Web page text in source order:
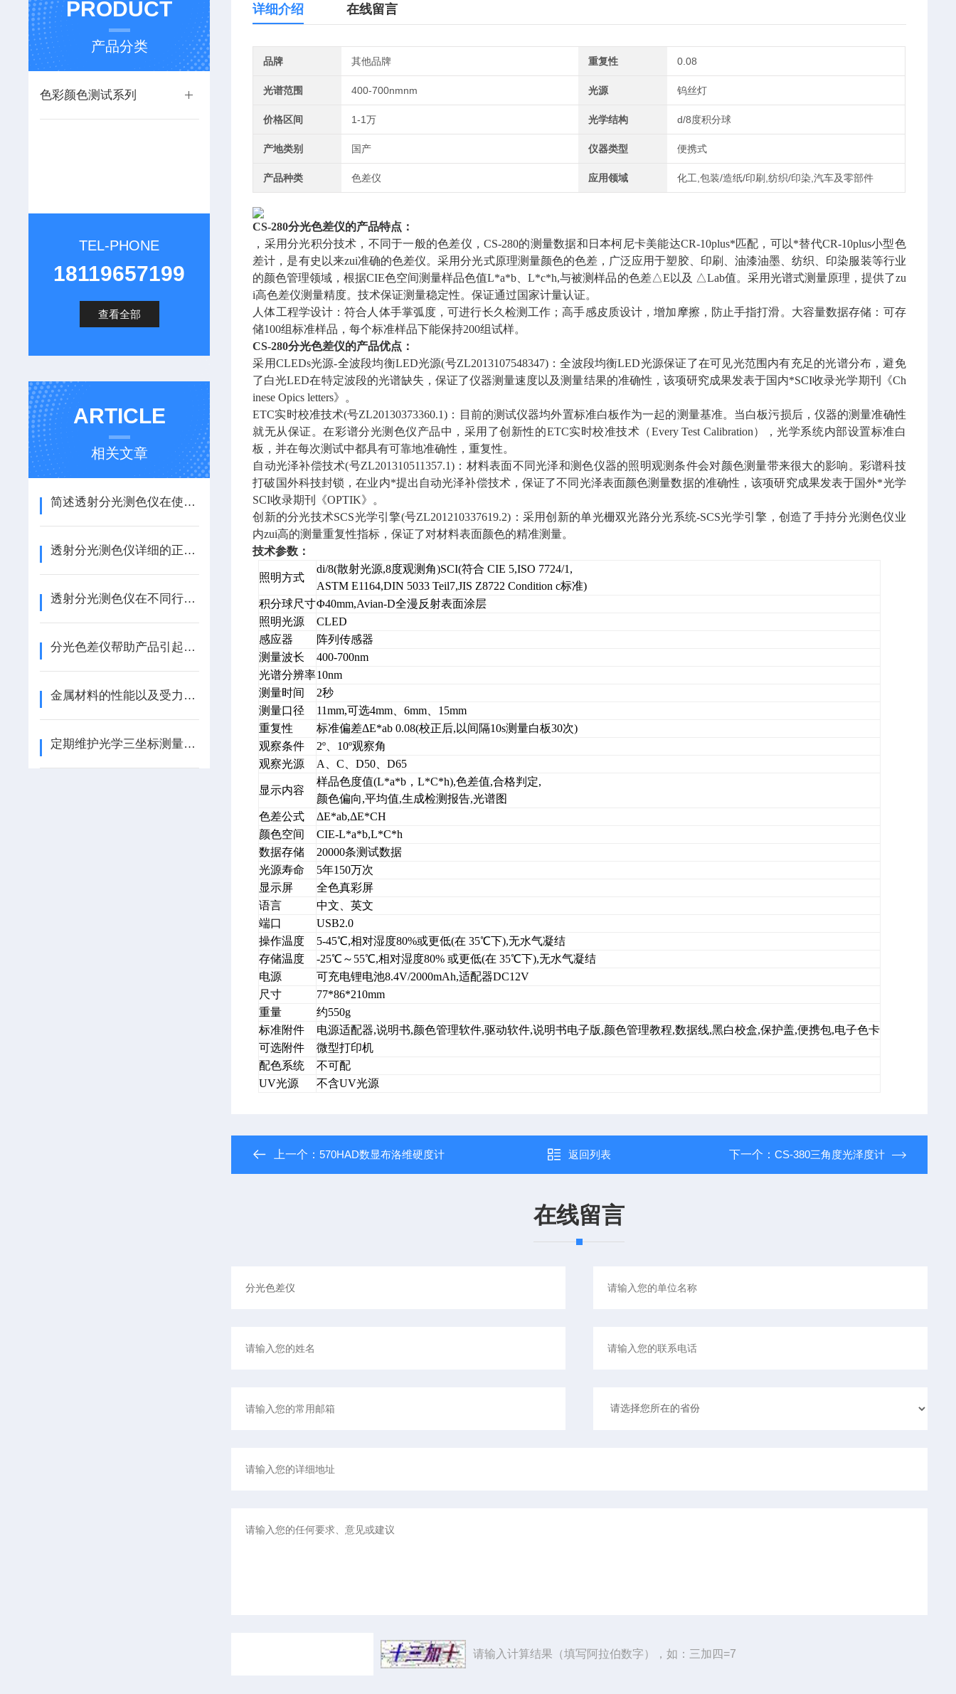
PRODUCT
产品分类
色彩颜色测试系列
TEL-PHONE
18119657199
查看全部
ARTICLE
相关文章
简述透射分光测色仪在使用过程中的常见问题相应解决方法
透射分光测色仪详细的正确操作步骤分享
透射分光测色仪在不同行业中的具体应用分享
分光色差仪帮助产品引起消费者的注意
金属材料的性能以及受力后的表现(ZT)
定期维护光学三坐标测量仪为生产和制造提供可靠的数据支持
详细介绍 在线留言
品牌 其他品牌 重复性 0.08
光谱范围 400-700nmnm 光源 钨丝灯
价格区间 1-1万 光学结构 d/8度积分球
产地类别 国产 仪器类型 便携式
产品种类 色差仪 应用领域 化工,包装/造纸/印刷,纺织/印染,汽车及零部件
CS-280分光色差仪的产品特点：
，采用分光积分技术，不同于一般的色差仪，CS-280的测量数据和日本柯尼卡美能达CR-10plus*匹配，可以*替代CR-10plus小型色
差计，是有史以来zui准确的色差仪。采用分光式原理测量颜色的色差，广泛应用于塑胶、印刷、油漆油墨、纺织、印染服装等行业
的颜色管理领域，根据CIE色空间测量样品色值L*a*b、L*c*h,与被测样品的色差△E以及 △Lab值。 采用光谱式测量原理，提供了zu
i高色差仪测量精度。技术保证测量稳定性。保证通过国家计量认证。
人体工程学设计：符合人体手掌弧度，可进行长久检测工作；高手感皮质设计，增加摩擦，防止手指打滑。 大容量数据存储：可存
储100组标准样品，每个标准样品下能保持200组试样。
CS-280分光色差仪的产品优点：
采用CLEDs光源-全波段均衡LED光源(号ZL2013107548347)：全波段均衡LED光源保证了在可见光范围内有充足的光谱分布，避免
了白光LED在特定波段的光谱缺失，保证了仪器测量速度以及测量结果的准确性，该项研究成果发表于国内*SCI收录光学期刊《Ch
inese Opics letters》。
ETC实时校准技术(号ZL20130373360.1)：目前的测试仪器均外置标准白板作为一起的测量基准。当白板污损后，仪器的测量准确性
就无从保证。在彩谱分光测色仪产品中，采用了创新性的ETC实时校准技术（Every Test Calibration），光学系统内部设置标准白
板，并在每次测试中都具有可靠地准确性，重复性。
自动光泽补偿技术(号ZL201310511357.1)：材料表面不同光泽和测色仪器的照明观测条件会对颜色测量带来很大的影响。彩谱科技
打破国外科技封锁，在业内*提出自动光泽补偿技术，保证了不同光泽表面颜色测量数据的准确性，该项研究成果发表于国外*光学
SCI收录期刊《OPTIK》。
创新的分光技术SCS光学引擎(号ZL201210337619.2)：采用创新的单光栅双光路分光系统-SCS光学引擎，创造了手持分光测色仪业
内zui高的测量重复性指标，保证了对材料表面颜色的精准测量。
技术参数：
照明方式
di/8(散射光源,8度观测角)SCI(符合 CIE 5,ISO 7724/1,
ASTM E1164,DIN 5033 Teil7,JIS Z8722 Condition c标准)
积分球尺寸Φ40mm,Avian-D全漫反射表面涂层
照明光源
CLED
感应器
阵列传感器
测量波长
400-700nm
光谱分辨率10nm
测量时间
2秒
测量口径
11mm,可选4mm、6mm、15mm
重复性
标准偏差ΔE*ab 0.08(校正后,以间隔10s测量白板30次)
观察条件
2º、10º观察角
观察光源
A、C、D50、D65
显示内容
样品色度值(L*a*b，L*C*h),色差值,合格判定,
颜色偏向,平均值,生成检测报告,光谱图
色差公式
ΔE*ab,ΔE*CH
颜色空间
CIE-L*a*b,L*C*h
数据存储
20000条测试数据
光源寿命
5年150万次
显示屏
全色真彩屏
语言
中文、英文
端口
USB2.0
操作温度
5-45℃,相对湿度80%或更低(在 35℃下),无水气凝结
存储温度
-25℃～55℃,相对湿度80% 或更低(在 35℃下),无水气凝结
电源
可充电锂电池8.4V/2000mAh,适配器DC12V
尺寸
77*86*210mm
重量
约550g
标准附件
电源适配器,说明书,颜色管理软件,驱动软件,说明书电子版,颜色管理教程,数据线,黑白校盒,保护盖,便携包,电子色卡
可选附件
微型打印机
配色系统
不可配
UV光源
不含UV光源
上一个：570HAD数显布洛维硬度计 返回列表 下一个： CS-380三角度光泽度计
在线留言
请输入计算结果（填写阿拉伯数字），如：三加四=7